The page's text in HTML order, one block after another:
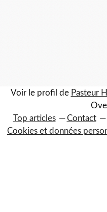
Voir le profil de Pasteur
Top articles
Contact
Cookies et données